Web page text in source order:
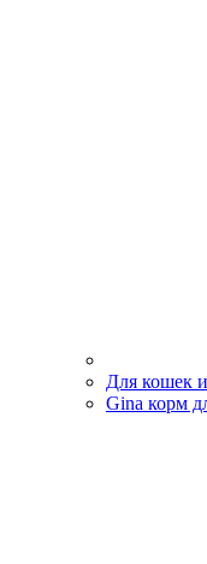
Для кошек
Gina корм